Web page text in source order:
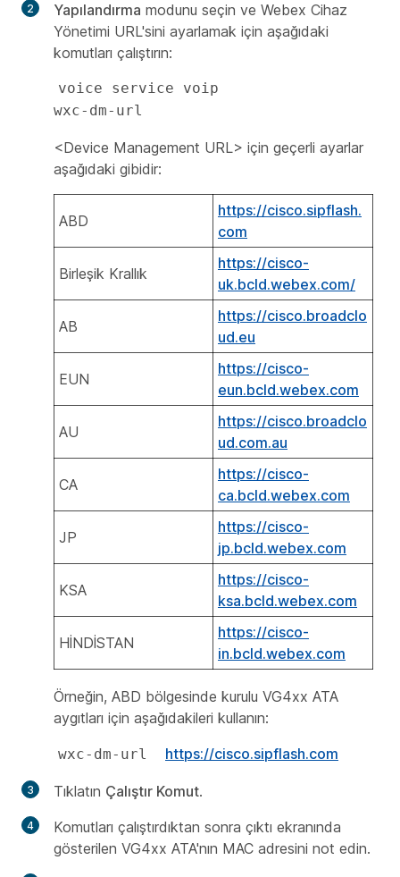
Yapılandırma modunu seçin ve Webex Cihaz
Yönetimi URL'sini ayarlamak için aşağıdaki
komutları çalıştırın:
voice service voip
wxc-dm-url
<Device Management URL> için geçerli ayarlar
aşağıdaki gibidir:
ABD
https://cisco.sipflash.
com
Birleşik Krallık
https://cisco-
uk.bcld.webex.com/
AB
https://cisco.broadclo
ud.eu
EUN
https://cisco-
eun.bcld.webex.com
AU
https://cisco.broadclo
ud.com.au
CA
https://cisco-
ca.bcld.webex.com
JP
https://cisco-
jp.bcld.webex.com
KSA
https://cisco-
ksa.bcld.webex.com
HİNDİSTAN
https://cisco-
in.bcld.webex.com
Örneğin, ABD bölgesinde kurulu VG4xx ATA
aygıtları için aşağıdakileri kullanın:
wxc-dm-url https://cisco.sipflash.com
Tıklatın Çalıştır Komut.
Komutları çalıştırdıktan sonra çıktı ekranında
gösterilen VG4xx ATA'nın MAC adresini not edin.